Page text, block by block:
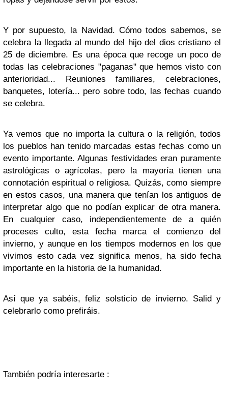
Y por supuesto, la Navidad. Cómo todos sabemos, se
celebra la llegada al mundo del hijo del dios cristiano el
25 de diciembre. Es una época que recoge un poco de
todas las celebraciones "paganas" que hemos visto con
anterioridad... Reuniones familiares, celebraciones,
banquetes, lotería... pero sobre todo, las fechas cuando
se celebra.
Ya vemos que no importa la cultura o la religión, todos
los pueblos han tenido marcadas estas fechas como un
evento importante. Algunas festividades eran puramente
astrológicas o agrícolas, pero la mayoría tienen una
connotación espiritual o religiosa. Quizás, como siempre
en estos casos, una manera que tenían los antiguos de
interpretar algo que no podían explicar de otra manera.
En cualquier caso, independientemente de a quién
proceses culto, esta fecha marca el comienzo del
invierno, y aunque en los tiempos modernos en los que
vivimos esto cada vez significa menos, ha sido fecha
importante en la historia de la humanidad.
Así que ya sabéis, feliz solsticio de invierno. Salid y
celebrarlo como prefiráis.
También podría interesarte :